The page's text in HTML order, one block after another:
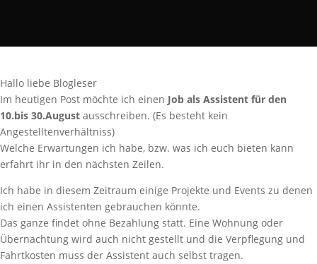
Hallo liebe Blogleser
Im heutigen Post möchte ich einen Job als Assistent für den
10.bis 30.August ausschreiben. (Es besteht kein
Angestelltenverhältniss)
Welche Erwartungen ich habe, bzw. was ich euch bieten kann
erfahrt ihr in den nächsten Zeilen.
Ich habe in diesem Zeitraum einige Projekte und Events zu denen
ich einen Assistenten gebrauchen könnte.
Das ganze findet ohne Bezahlung statt. Eine Wohnung oder
Übernachtung wird auch nicht gestellt und die Verpflegung und
Fahrtkosten muss der Assistent auch selbst tragen.